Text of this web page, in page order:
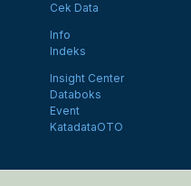
Cek Data
Info
Indeks
Insight Center
Databoks
Event
KatadataOTO